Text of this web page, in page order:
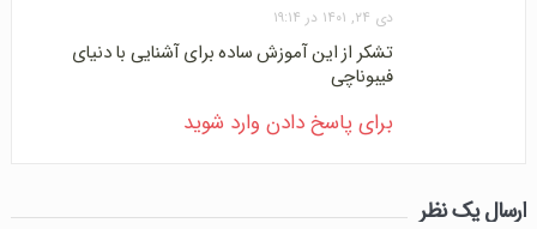
دی ۲۴, ۱۴۰۱ در ۱۹:۱۴
تشکر از این آموزش ساده برای آشنایی با دنیای
فیبوناچی
برای پاسخ دادن وارد شوید
ارسال یک نظر